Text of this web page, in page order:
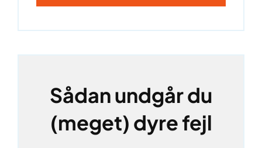
Sådan undgår du
(meget) dyre fejl